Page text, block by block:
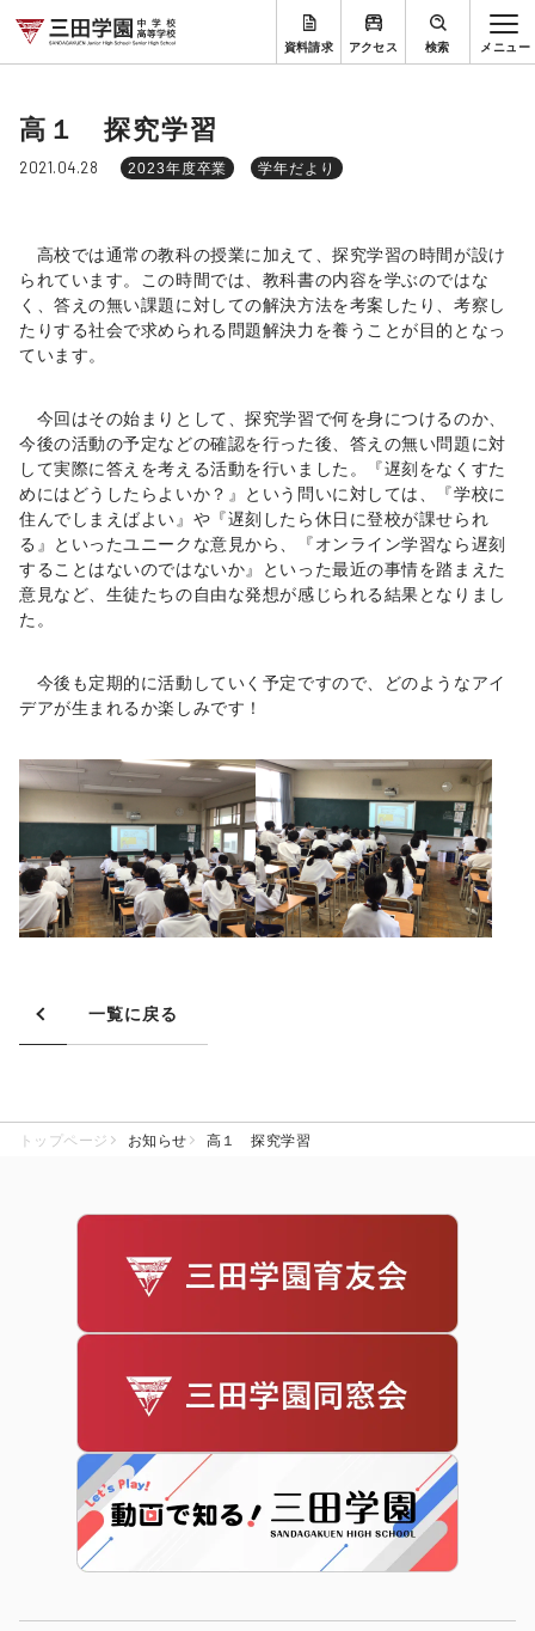
資料請求 アクセス 検索
高１ 探究学習
2021.04.28 2023年度卒業 学年だより
高校では通常の教科の授業に加えて、探究学習の時間が設け
られています。この時間では、教科書の内容を学ぶのではな
く、答えの無い課題に対しての解決方法を考案したり、考察し
たりする社会で求められる問題解決力を養うことが目的となっ
ています。
今回はその始まりとして、探究学習で何を身につけるのか、
今後の活動の予定などの確認を行った後、答えの無い問題に対
して実際に答えを考える活動を行いました。『遅刻をなくすた
めにはどうしたらよいか？』という問いに対しては、『学校に
住んでしまえばよい』や『遅刻したら休日に登校が課せられ
る』といったユニークな意見から、『オンライン学習なら遅刻
することはないのではないか』といった最近の事情を踏まえた
意見など、生徒たちの自由な発想が感じられる結果となりまし
た。
今後も定期的に活動していく予定ですので、どのようなアイ
デアが生まれるか楽しみです！
一覧に戻る
トップページ お知らせ 高１ 探究学習